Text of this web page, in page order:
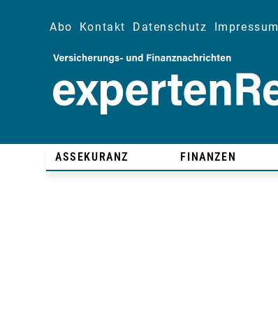
Abo Kontakt Datenschutz Impressum
ASSEKURANZ FINANZEN